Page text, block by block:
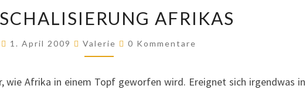
AFRIKAS
AFRIKAS
1. April 2009 Valerie Kommentare
0 Kommentare
wie Afrika in einem Topf geworfen wird. Ereignet sich irgendwas in